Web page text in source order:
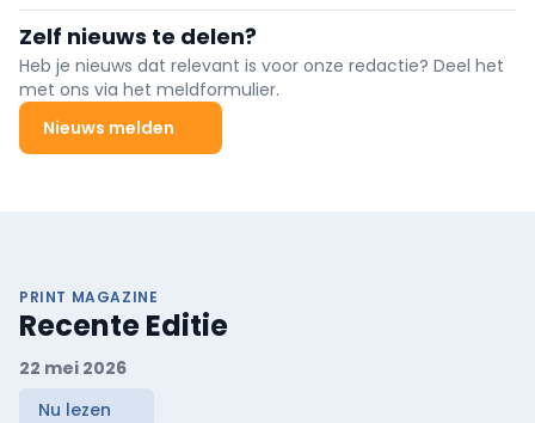
veiligheidsniveau vereisen. Deze nieuwste uitbreiding van het
productassortiment biedt extra voordelen door een veilige en
comfortabele montage dankzij zelfondersnijding. Het eerste
product met een geïntegreerde DMC betekent een grote stap in de
digitalisering van bevestigingsartikelen.
Zelf nieuws te delen?
Heb je nieuws dat relevant is voor onze redactie? Deel het
met ons via het meldformulier.
Nieuws melden
PRINT MAGAZINE
Recente Editie
22 mei 2026
Nu lezen